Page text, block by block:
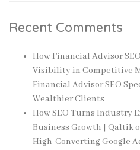
Recent Comments
How Financial Advisor
Visibility in Competitive
Financial Advisor SEO
Wealthier Clients
How SEO Turns Industry
Business Growth | Qaltik
High-Converting Google